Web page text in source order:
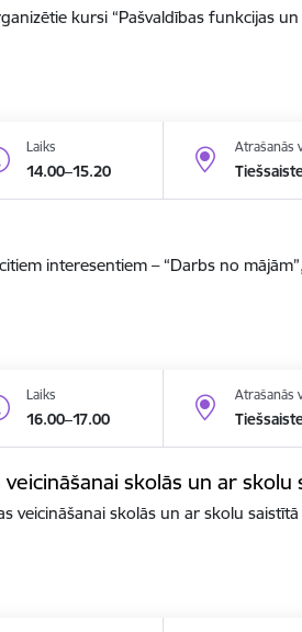
kursi “Pašvaldības funkcijas
Laiks
14.00–15.20
Atrašanās
interesentiem – “Darbs no
Laiks
16.00–17.00
Atrašanās
skolās un ar skolu
veicināšanai skolās un ar skolu